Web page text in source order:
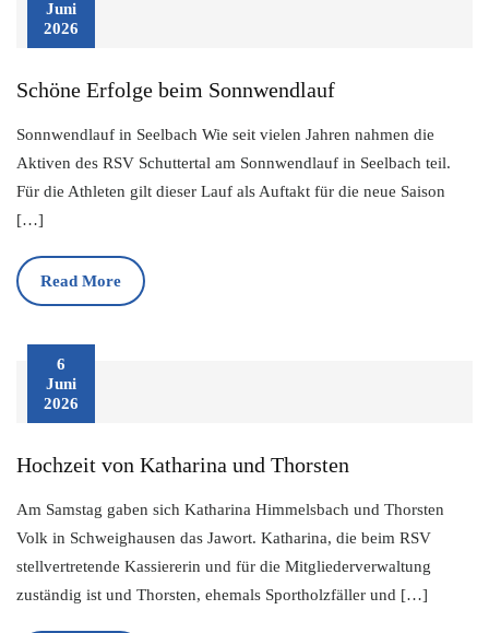
Juni
2026
Schöne Erfolge beim Sonnwendlauf
Sonnwendlauf in Seelbach Wie seit vielen Jahren nahmen die
Aktiven des RSV Schuttertal am Sonnwendlauf in Seelbach teil.
Für die Athleten gilt dieser Lauf als Auftakt für die neue Saison
[…]
Read More
6
Juni
2026
Hochzeit von Katharina und Thorsten
Am Samstag gaben sich Katharina Himmelsbach und Thorsten
Volk in Schweighausen das Jawort. Katharina, die beim RSV
stellvertretende Kassiererin und für die Mitgliederverwaltung
zuständig ist und Thorsten, ehemals Sportholzfäller und […]